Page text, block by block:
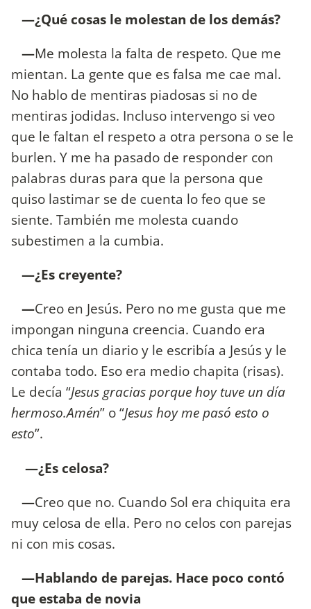
—¿Qué cosas le molestan de los demás?
—Me molesta la falta de respeto. Que me
mientan. La gente que es falsa me cae mal.
No hablo de mentiras piadosas si no de
mentiras jodidas. Incluso intervengo si veo
que le faltan el respeto a otra persona o se le
burlen. Y me ha pasado de responder con
palabras duras para que la persona que
quiso lastimar se de cuenta lo feo que se
siente. También me molesta cuando
subestimen a la cumbia.
—¿Es creyente?
—Creo en Jesús. Pero no me gusta que me
impongan ninguna creencia. Cuando era
chica tenía un diario y le escribía a Jesús y le
contaba todo. Eso era medio chapita (risas).
Le decía “Jesus gracias porque hoy tuve un día
hermoso.Amén” o “Jesus hoy me pasó esto o
esto”.
—¿Es celosa?
—Creo que no. Cuando Sol era chiquita era
muy celosa de ella. Pero no celos con parejas
ni con mis cosas.
—Hablando de parejas. Hace poco contó
que estaba de novia